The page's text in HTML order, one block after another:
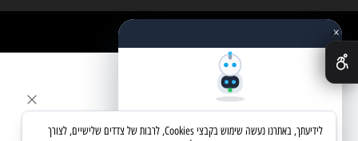
✕×
שאלו את העוזר החכם
לידיעתך, באתרנו נעשה שימוש בקבצי Cookies, לרבות של צדדים שלישיים, לצורך